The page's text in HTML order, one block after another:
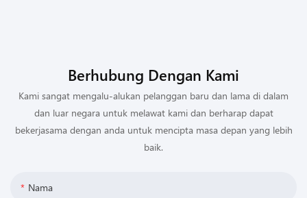
Berhubung Dengan Kami
Kami sangat mengalu-alukan pelanggan baru dan lama di dalam
dan luar negara untuk melawat kami dan berharap dapat
bekerjasama dengan anda untuk mencipta masa depan yang lebih
baik.
Nama